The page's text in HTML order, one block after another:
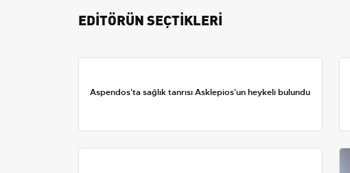
EDİTÖRÜN SEÇTİKLERİ
Aspendos'ta sağlık tanrısı Asklepios'un heykeli bulundu